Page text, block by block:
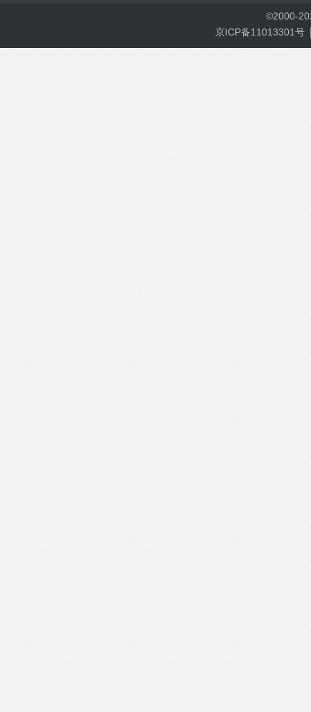
©2000-
京ICP备11013301号